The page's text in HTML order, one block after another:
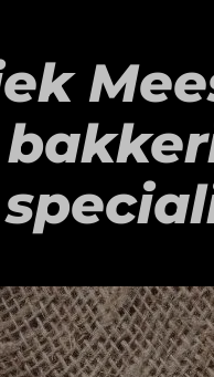
laat zien hoe